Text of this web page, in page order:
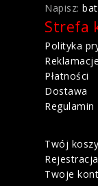
Napisz:
Strefa
Polityka
Płatności
Dostawa
Regulamin
Twój
Rejestracja
Twoje